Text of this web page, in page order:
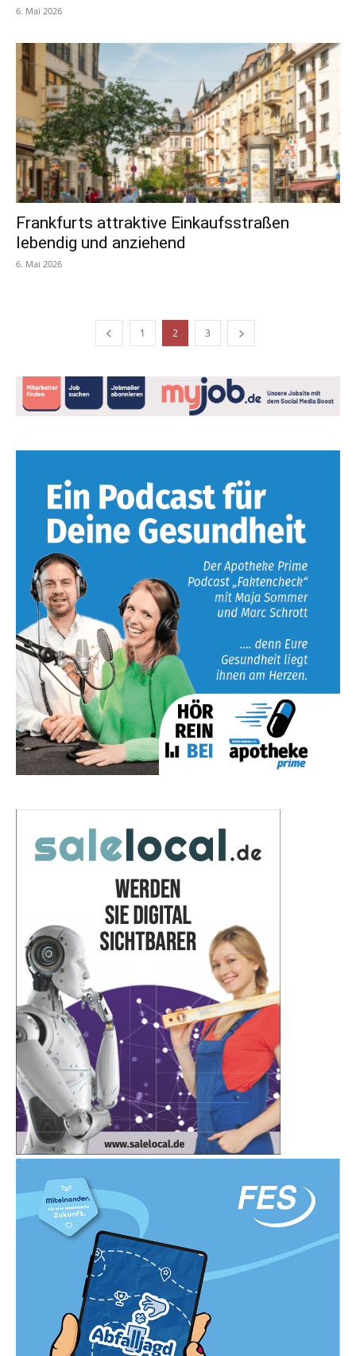
6. Mai 2026
Frankfurts attraktive Einkaufsstraßen
lebendig und anziehend
6. Mai 2026
1 2 3